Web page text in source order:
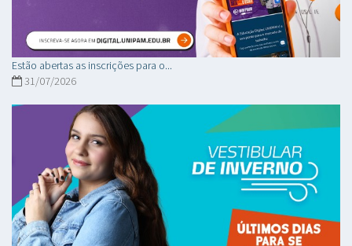
Estão abertas as inscrições para o...
31/07/2026